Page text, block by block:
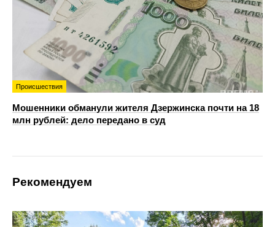
Происшествия
Мошенники обманули жителя Дзержинска почти на 18
млн рублей: дело передано в суд
Рекомендуем